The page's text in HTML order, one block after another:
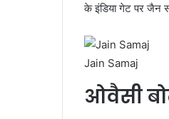
के इंडिया गेट पर जैन
Jain Samaj
ओवैसी